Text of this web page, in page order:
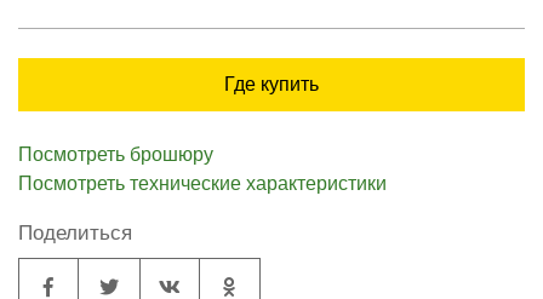
Где купить
Посмотреть брошюру
Посмотреть технические характеристики
Поделиться